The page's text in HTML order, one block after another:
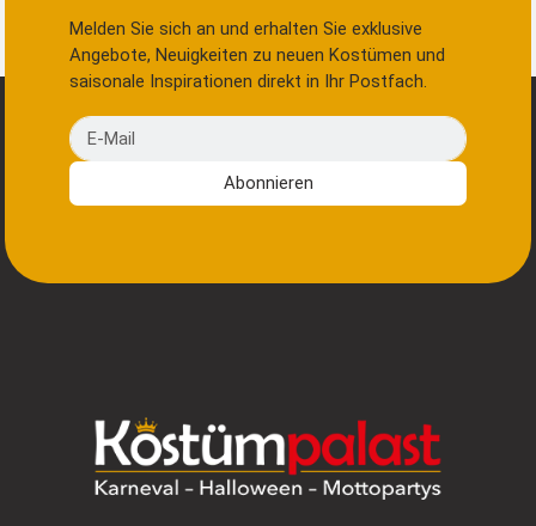
Melden Sie sich an und erhalten Sie exklusive
Angebote, Neuigkeiten zu neuen Kostümen und
saisonale Inspirationen direkt in Ihr Postfach.
E-Mail
Abonnieren